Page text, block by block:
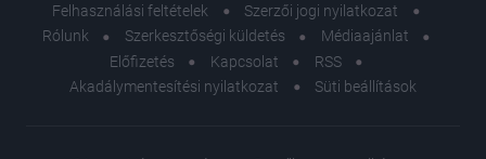
Felhasználási feltételek
Szerzői jogi nyilatkozat
Rólunk
Szerkesztőségi küldetés
Médiaajánlat
Előfizetés
Kapcsolat
RSS
Akadálymentesítési nyilatkozat
Süti beállítások